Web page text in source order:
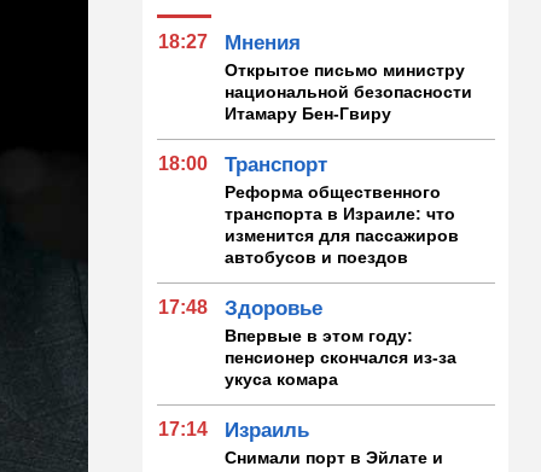
18:27 Мнения
Открытое письмо министру
национальной безопасности
Итамару Бен-Гвиру
18:00 Транспорт
Реформа общественного
транспорта в Израиле: что
изменится для пассажиров
автобусов и поездов
17:48 Здоровье
Впервые в этом году:
пенсионер скончался из-за
укуса комара
17:14 Израиль
Снимали порт в Эйлате и